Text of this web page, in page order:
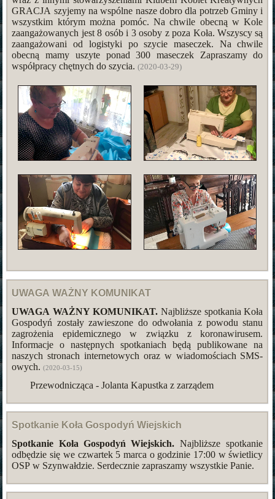
GRACJA szyjemy na wspólne nasze dobro dla potrzeb Gminy i
wszystkim którym można pomóc. Na chwile obecną w Kole
zaangażowanych jest 8 osób i 3 osoby z poza Koła. Wszyscy są
zaangażowani od logistyki po szycie maseczek. Na chwile
obecną mamy uszyte ponad 300 maseczek Zapraszamy do
współpracy chętnych do szycia.(2020-03-29)
UWAGA WAŻNY KOMUNIKAT
UWAGA WAŻNY KOMUNIKAT. Najbliższe spotkania Koła
Gospodyń zostały zawieszone do odwołania z powodu stanu
zagrożenia epidemicznego w związku z koronawirusem.
Informacje o następnych spotkaniach będą publikowane na
naszych stronach internetowych oraz w wiadomościach SMS-
owych.(2020-03-15)
Przewodnicząca - Jolanta Kapustka z zarządem
Spotkanie Koła Gospodyń Wiejskich
Spotkanie Koła Gospodyń Wiejskich. Najbliższe spotkanie
odbędzie się we czwartek 5 marca o godzinie 17:00 w świetlicy
OSP w Szynwałdzie. Serdecznie zapraszamy wszystkie Panie.